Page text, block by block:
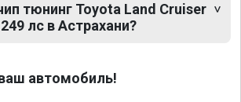
тюнинг Toyota Land Cruiser
лс в Астрахани?
автомобиль!